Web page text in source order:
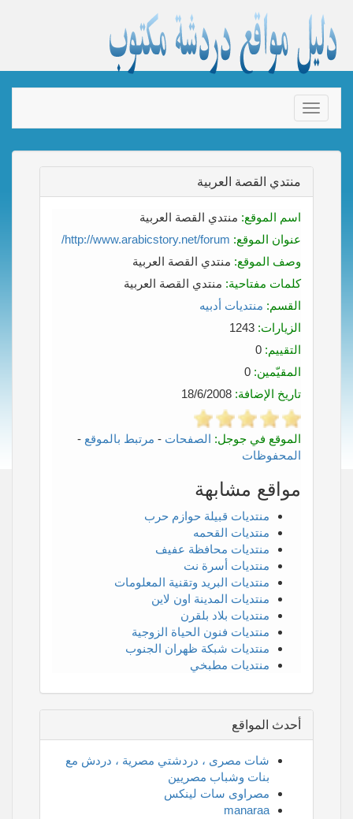
Toggle
navigation
منتدي القصة العربية
اسم الموقع: منتدي القصة العربية
عنوان الموقع: http://www.arabicstory.net/forum/
وصف الموقع: منتدي القصة العربية
كلمات مفتاحية: منتدي القصة العربية
القسم: منتديات أدبيه
الزيارات:
التقييم:
المقيّمين:
تاريخ الإضافة:
الموقع في جوجل: الصفحات - مرتبط بالموقع -
المحفوظات
مواقع مشابهة
منتديات قبيلة حوازم حرب
منتديات القحمه
منتديات محافظة عفيف
منتديات أسرة نت
منتديات البريد وتقنية المعلومات
منتديات المدينة اون لاين
منتديات بلاد بلقرن
منتديات فنون الحياة الزوجية
منتديات شبكة ظهران الجنوب
منتديات مطبخي
أحدث المواقع
شات مصرى ، دردشتي مصرية ، دردش مع
بنات وشباب مصريين
مصراوى سات لينكس
manaraa